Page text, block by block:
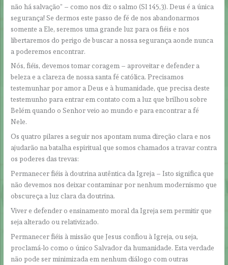
não há salvação” – como nos diz o salmo (Sl 145,3). Deus é a única
segurança! Se dermos este passo de fé de nos abandonarmos
somente a Ele, seremos uma grande luz para os fiéis e nos
libertaremos do perigo de buscar a nossa segurança aonde nunca
a poderemos encontrar.
Nós, fiéis, devemos tomar coragem – aproveitar e defender a
beleza e a clareza de nossa santa fé católica. Precisamos
testemunhar por amor a Deus e à humanidade, que precisa deste
testemunho para entrar em contato com a luz que brilhou sobre
Belém quando o Senhor veio ao mundo e para encontrar a fé
Nele.
Os quatro pilares a seguir nos apontam numa direção clara e nos
ajudarão na batalha espiritual que somos chamados a travar contra
os poderes das trevas:
Permanecer fiéis à doutrina autêntica da Igreja – Isto significa que
não devemos nos deixar contaminar por nenhum modernismo que
obscureça a luz clara da doutrina.
Viver e defender o ensinamento moral da Igreja sem permitir que
seja alterado ou relativizado.
Permanecer fiéis à missão que Jesus confiou à Igreja, ou seja,
proclamá-lo como o único Salvador da humanidade. Esta verdade
não pode ser minimizada em nenhum diálogo com outras